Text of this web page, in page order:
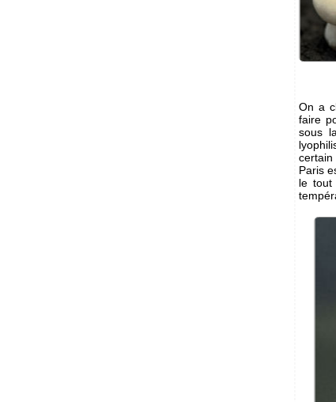
On a
faire
sous
Paris
le tout